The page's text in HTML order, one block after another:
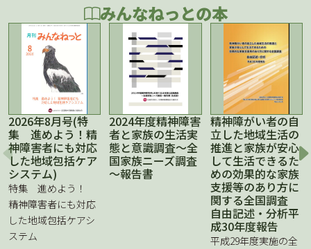
みんなねっとの本
2026年8月号(特
集 進めよう！精
神障害者にも対応
した地域包括ケア
システム)
特集 進めよう！
精神障害者にも対応
した地域包括ケアシ
ステム
2024年度精神障害
者と家族の生活実
態と意識調査～全
国家族ニーズ調査
～報告書
精神障がい者の自
立した地域生活の
推進と家族が安心
して生活できるた
めの効果的な家族
支援等のあり方に
関する全国調査
自由記述・分析平
成30年度報告
平成29年度実施の全